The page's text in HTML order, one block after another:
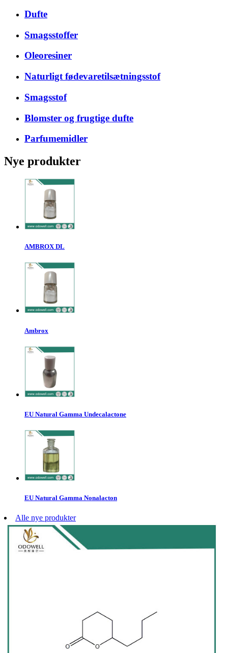
Dufte
Smagsstoffer
Oleoresiner
Naturligt fødevaretilsætningsstof
Smagsstof
Blomster og frugtige dufte
Parfumemidler
Nye produkter
AMBROX DL
Ambrox
EU Natural Gamma Undecalactone
EU Natural Gamma Nonalacton
Alle nye produkter